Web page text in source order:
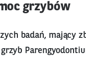
grzybów
badań, mający